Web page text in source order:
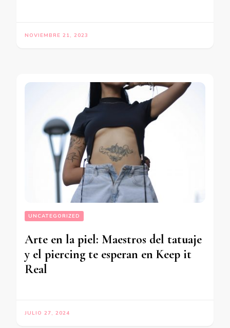
NOVIEMBRE 21, 2023
UNCATEGORIZED
Arte en la piel: Maestros del tatuaje
y el piercing te esperan en Keep it
Real
JULIO 27, 2024